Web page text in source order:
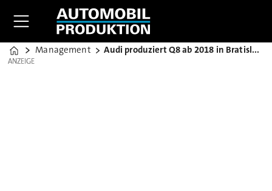
Home
Management Audi produziert Q8 ab 2018 in Bratislava
ANZEIGE
ANZEIGE